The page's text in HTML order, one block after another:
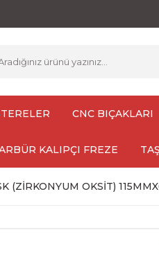
CNC BIÇAKLARI
KALIPÇI FREZE
(ZİRKONYUM OKSİT)